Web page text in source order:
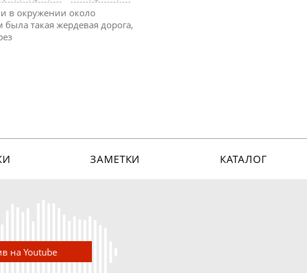
в окружении около
такая жердевая дорога,
ЗАМЕТКИ КАТАЛОГ
на Youtube